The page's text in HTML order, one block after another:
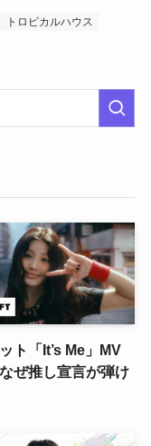
トロピカルハウス
ト「It’s Me」MV
ぜ推し宣言が弾け